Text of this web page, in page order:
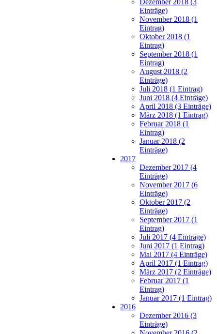
Dezember 2018 (3
Einträge)
November 2018 (1
Eintrag)
Oktober 2018 (1
Eintrag)
September 2018 (1
Eintrag)
August 2018 (2
Einträge)
Juli 2018 (1 Eintrag)
Juni 2018 (4 Einträge)
April 2018 (3 Einträge)
März 2018 (1 Eintrag)
Februar 2018 (1
Eintrag)
Januar 2018 (2
Einträge)
2017
Dezember 2017 (4
Einträge)
November 2017 (6
Einträge)
Oktober 2017 (2
Einträge)
September 2017 (1
Eintrag)
Juli 2017 (4 Einträge)
Juni 2017 (1 Eintrag)
Mai 2017 (4 Einträge)
April 2017 (1 Eintrag)
März 2017 (2 Einträge)
Februar 2017 (1
Eintrag)
Januar 2017 (1 Eintrag)
2016
Dezember 2016 (3
Einträge)